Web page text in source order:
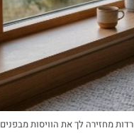
מחזירה לך את הוויסות מבפנים